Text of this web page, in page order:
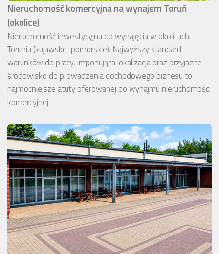
Nieruchomość komercyjna na wynajem Toruń
(okolice)
Nieruchomość inwestycyjna do wynajęcia w okolicach
Torunia (kujawsko-pomorskie). Najwyższy standard
warunków do pracy, imponująca lokalizacja oraz przyjazne
środowisko do prowadzenia dochodowego biznesu to
najmocniejsze atuty oferowanej do wynajmu nieruchomości
komercyjnej.